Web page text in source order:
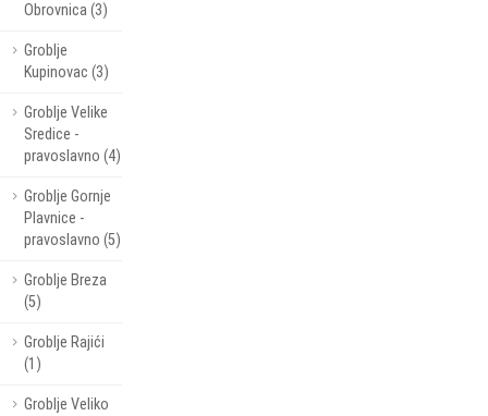
Obrovnica (3)
Groblje
Kupinovac (3)
Groblje Velike
Sredice -
pravoslavno (4)
Groblje Gornje
Plavnice -
pravoslavno (5)
Groblje Breza
(5)
Groblje Rajići
(1)
Groblje Veliko